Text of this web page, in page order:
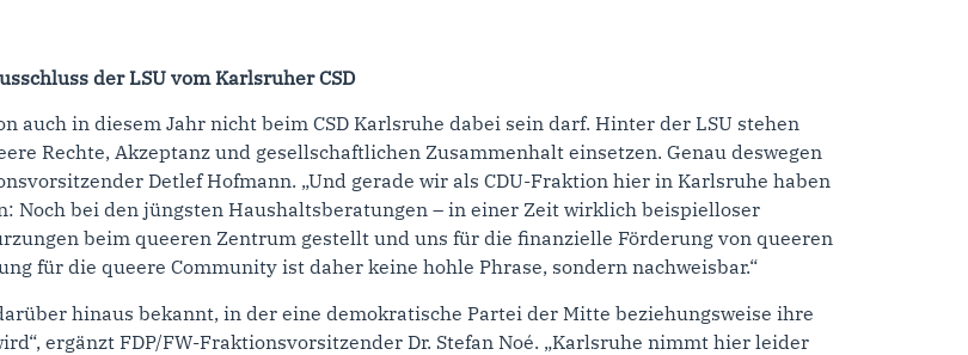
der LSU vom Karlsruher CSD
auch in diesem Jahr nicht beim CSD Karlsruhe dabei sein darf. Hinter der LSU stehen
Rechte, Akzeptanz und gesellschaftlichen Zusammenhalt einsetzen. Genau deswegen
Detlef Hofmann. „Und gerade wir als CDU-Fraktion hier in Karlsruhe haben
Noch bei den jüngsten Haushaltsberatungen – in einer Zeit wirklich beispielloser
beim queeren Zentrum gestellt und uns für die finanzielle Förderung von queeren
für die queere Community ist daher keine hohle Phrase, sondern nachweisbar.“
hinaus bekannt, in der eine demokratische Partei der Mitte beziehungsweise ihre
ergänzt FDP/FW-Fraktionsvorsitzender Dr. Stefan Noé. „Karlsruhe nimmt hier leider